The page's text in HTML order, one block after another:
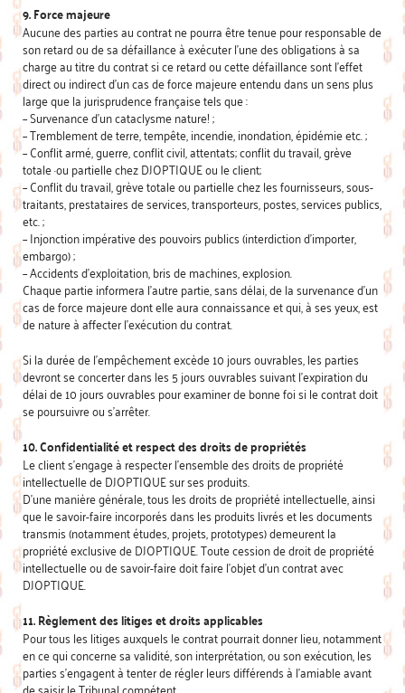
9. Force majeure
Aucune des parties au contrat ne pourra être tenue pour responsable de
son retard ou de sa défaillance à exécuter l’une des obligations à sa
charge au titre du contrat si ce retard ou cette défaillance sont l’effet
direct ou indirect d’un cas de force majeure entendu dans un sens plus
large que la jurisprudence française tels que :
– Survenance d’un cataclysme nature! ;
– Tremblement de terre, tempête, incendie, inondation, épidémie etc. ;
– Conflit armé, guerre, conflit civil, attentats; conflit du travail, grève
totale ·ou partielle chez DJOPTIQUE ou le client;
– Conflit du travail, grève totale ou partielle chez les fournisseurs, sous-
traitants, prestataires de services, transporteurs, postes, services publics,
etc. ;
– Injonction impérative des pouvoirs publics (interdiction d’importer,
embargo) ;
– Accidents d’exploitation, bris de machines, explosion.
Chaque partie informera l’autre partie, sans délai, de la survenance d’un
cas de force majeure dont elle aura connaissance et qui, à ses yeux, est
de nature à affecter l’exécution du contrat.
Si la durée de l’empêchement excède 10 jours ouvrables, les parties
devront se concerter dans les 5 jours ouvrables suivant l’expiration du
délai de 10 jours ouvrables pour examiner de bonne foi si le contrat doit
se poursuivre ou s’arrêter.
10. Confidentialité et respect des droits de propriétés
Le client s’engage à respecter l’ensemble des droits de propriété
intellectuelle de DJOPTIQUE sur ses produits.
D’une manière générale, tous les droits de propriété intellectuelle, ainsi
que le savoir-faire incorporés dans les produits livrés et les documents
transmis (notamment études, projets, prototypes) demeurent la
propriété exclusive de DJOPTIQUE. Toute cession de droit de propriété
intellectuelle ou de savoir-faire doit faire l’objet d’un contrat avec
DJOPTIQUE.
11. Règlement des litiges et droits applicables
Pour tous les litiges auxquels le contrat pourrait donner lieu, notamment
en ce qui concerne sa validité, son interprétation, ou son exécution, les
parties s’engagent à tenter de régler leurs différends à l’amiable avant